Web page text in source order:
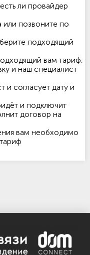
ли провайдер
или позвоните по
подходящий
вам тариф,
и наш специалист
и согласует дату и
и подключит
договор на
вам необходимо